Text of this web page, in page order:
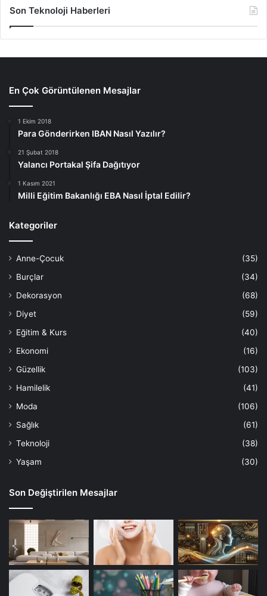
Son Teknoloji Haberleri
En Çok Görüntülenen Mesajlar
1 Ekim 2018
Para Gönderirken IBAN Nasıl Yazılır?
21 Şubat 2018
Yalancı Portakal Şifa Dağıtıyor
1 Kasım 2021
Milli Eğitim Bakanlığı EBA Nasıl İptal Edilir?
Kategoriler
Anne-Çocuk
(35)
Burçlar
(34)
Dekorasyon
(68)
Diyet
(59)
Eğitim & Kurs
(40)
Ekonomi
(16)
Güzellik
(103)
Hamilelik
(41)
Moda
(106)
Sağlık
(61)
Teknoloji
(38)
Yaşam
(30)
Son Değiştirilen Mesajlar